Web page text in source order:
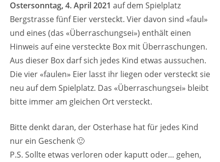
Ostersonntag, 4. April 2021 auf dem Spielplatz
Bergstrasse fünf Eier versteckt. Vier davon sind «faul»
und eines (das «Überraschungsei») enthält einen
Hinweis auf eine versteckte Box mit Überraschungen.
Aus dieser Box darf sich jedes Kind etwas aussuchen.
Die vier «faulen» Eier lasst ihr liegen oder versteckt sie
neu auf dem Spielplatz. Das «Überraschungsei» bleibt
bitte immer am gleichen Ort versteckt.
Bitte denkt daran, der Osterhase hat für jedes Kind
nur ein Geschenk 🙂
P.S. Sollte etwas verloren oder kaputt oder… gehen,